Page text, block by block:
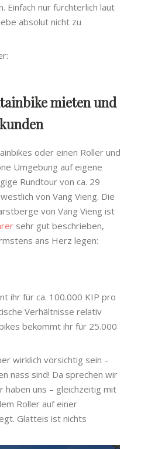
Einfach nur fürchterlich laut
absolut nicht zu
mieten und
oder einen Roller und
Umgebung auf eigene
Rundtour von ca. 29
von Vang Vieng. Die
von Vang Vieng ist
sehr gut beschrieben,
ans Herz legen:
ihr für ca. 100.000 KIP pro
Verhältnisse relativ
bekommt ihr für 25.000
wirklich vorsichtig sein –
nass sind! Da sprechen wir
haben uns – gleichzeitig mit
Roller auf einer
Glatteis ist nichts